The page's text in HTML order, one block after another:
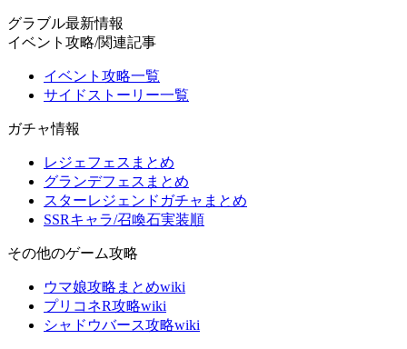
グラブル最新情報
イベント攻略/関連記事
イベント攻略一覧
サイドストーリー一覧
ガチャ情報
レジェフェスまとめ
グランデフェスまとめ
スターレジェンドガチャまとめ
SSRキャラ/召喚石実装順
その他のゲーム攻略
ウマ娘攻略まとめwiki
プリコネR攻略wiki
シャドウバース攻略wiki